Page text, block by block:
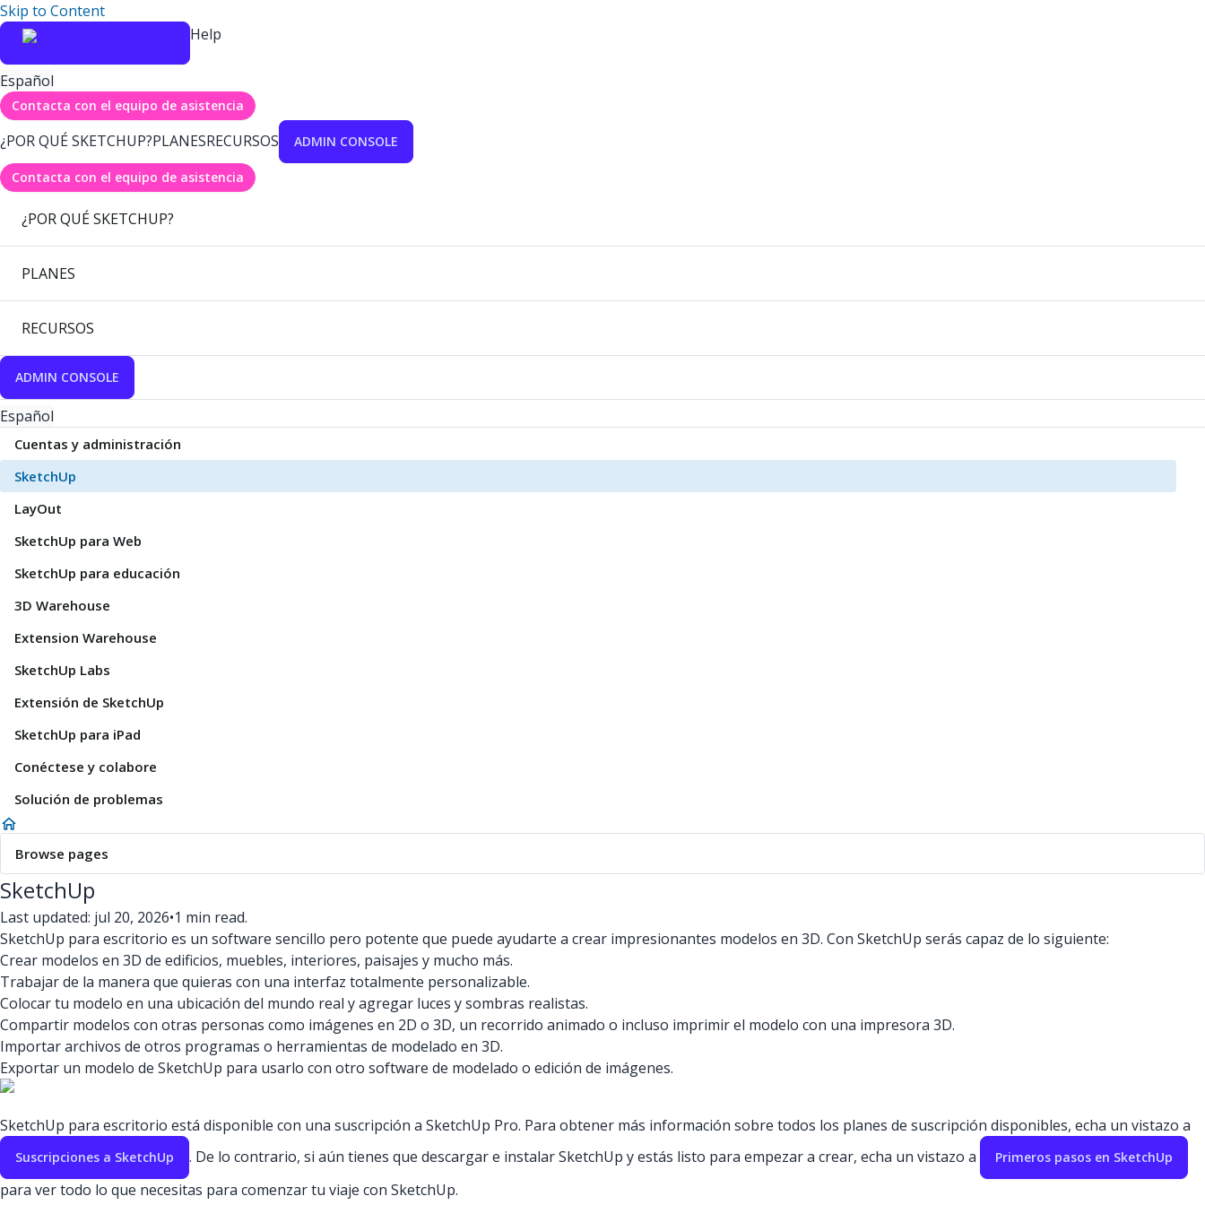
Skip to Content
Help
Español
Contacta con el equipo de asistencia
¿POR QUÉ SKETCHUP?PLANESRECURSOS ADMIN CONSOLE
Contacta con el equipo de asistencia
¿POR QUÉ SKETCHUP?
PLANES
RECURSOS
ADMIN CONSOLE
Español
Cuentas y administración
SketchUp
LayOut
SketchUp para Web
SketchUp para educación
3D Warehouse
Extension Warehouse
SketchUp Labs
Extensión de SketchUp
SketchUp para iPad
Conéctese y colabore
Solución de problemas
Browse pages
SketchUp
Last updated: jul 20, 2026•1 min read.
SketchUp para escritorio es un software sencillo pero potente que puede ayudarte a crear impresionantes modelos en 3D. Con SketchUp serás capaz de lo siguiente:
Crear modelos en 3D de edificios, muebles, interiores, paisajes y mucho más.
Trabajar de la manera que quieras con una interfaz totalmente personalizable.
Colocar tu modelo en una ubicación del mundo real y agregar luces y sombras realistas.
Compartir modelos con otras personas como imágenes en 2D o 3D, un recorrido animado o incluso imprimir el modelo con una impresora 3D.
Importar archivos de otros programas o herramientas de modelado en 3D.
Exportar un modelo de SketchUp para usarlo con otro software de modelado o edición de imágenes.
SketchUp para escritorio está disponible con una suscripción a SketchUp Pro. Para obtener más información sobre todos los planes de suscripción disponibles, echa un vistazo a
Suscripciones a SketchUp . De lo contrario, si aún tienes que descargar e instalar SketchUp y estás listo para empezar a crear, echa un vistazo a Primeros pasos en SketchUp
para ver todo lo que necesitas para comenzar tu viaje con SketchUp.